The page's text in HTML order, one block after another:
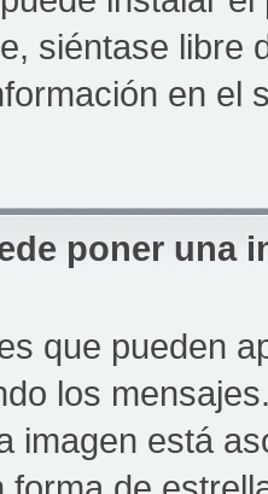
siéntase libre
en el
poner una
que pueden
los
imagen está